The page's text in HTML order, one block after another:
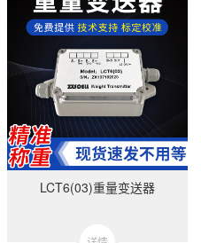
LCT6(03)重量变送器